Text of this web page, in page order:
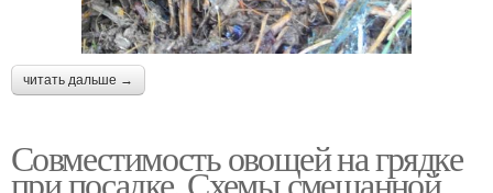
читать дальше →
Совместимость овощей на грядке